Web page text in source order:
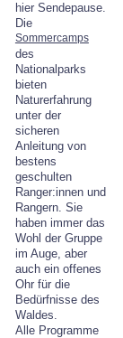
hier Sendepause.
Die
Sommercamps
des
Nationalparks
bieten
Naturerfahrung
unter der
sicheren
Anleitung von
bestens
geschulten
Ranger:innen und
Rangern. Sie
haben immer das
Wohl der Gruppe
im Auge, aber
auch ein offenes
Ohr für die
Bedürfnisse des
Waldes.
Alle Programme